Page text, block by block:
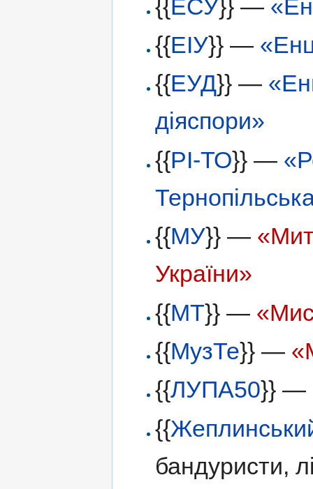
{{ЕСУ}} —
{{ЕІУ}} —
{{ЕУД}} —
діяспори»
{{РІ-ТО}} —
{{МУ}} —
України»
{{МТ}} —
{{МузТе}} —
{{ЛУПА50}} —
{{
бандуристи,